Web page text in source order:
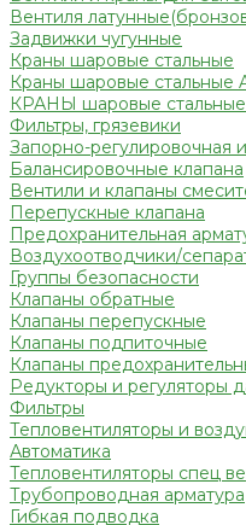
Вентиля
Задвижки чугунные
Краны шаровые стальные
Краны шаровые стальные
КРАНЫ шаровые
Фильтры, грязевики
Запорно-регулировочная
Балансировочные клапана
Вентили и клапаны
Перепускные клапана
Предохранительная
Воздухоотводчики/
Группы безопасности
Клапаны обратные
Клапаны перепускные
Клапаны подпиточные
Клапаны
Редукторы и регуляторы
Фильтры
Тепловентиляторы и
Автоматика
Тепловентиляторы спец
Трубопроводная арматура
Гибкая подводка